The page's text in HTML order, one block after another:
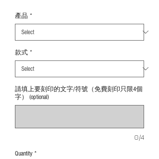
產品 *
款式 *
請填上要刻印的文字/符號（免費刻印只限4個
字） (optional)
0/4
Quantity *